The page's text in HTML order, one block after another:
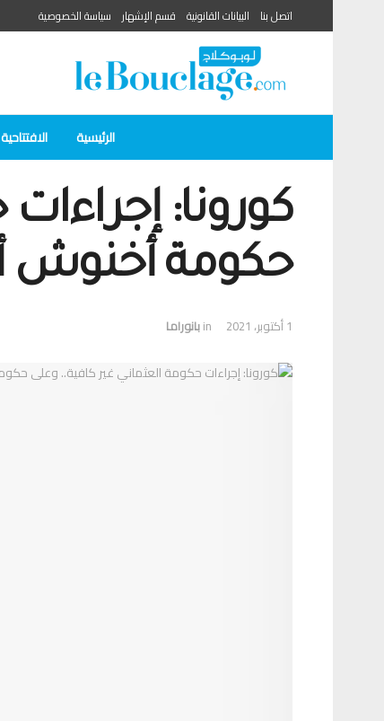
اتصل بنا البيانات القانونية قسم الإشهار سياسة الخصوصية
الرئيسية الافتتاحية
كورونا:
حكومة أخنوش
1 أكتوبر، 2021 inبانوراما